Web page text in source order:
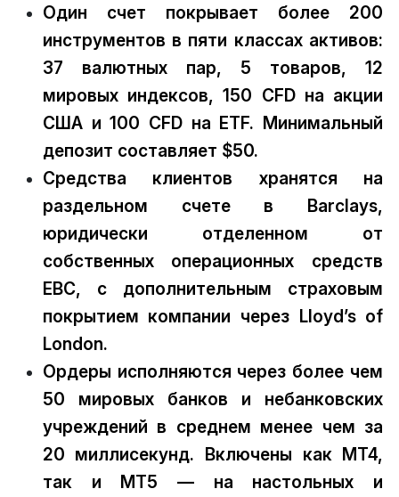
Один счет покрывает более 200
инструментов в пяти классах активов:
37 валютных пар, 5 товаров, 12
мировых индексов, 150 CFD на акции
США и 100 CFD на ETF. Минимальный
депозит составляет $50.
Средства клиентов хранятся на
раздельном счете в Barclays,
юридически отделенном от
собственных операционных средств
EBC, с дополнительным страховым
покрытием компании через Lloyd’s of
London.
Ордеры исполняются через более чем
50 мировых банков и небанковских
учреждений в среднем менее чем за
20 миллисекунд. Включены как MT4,
так и MT5 — на настольных и